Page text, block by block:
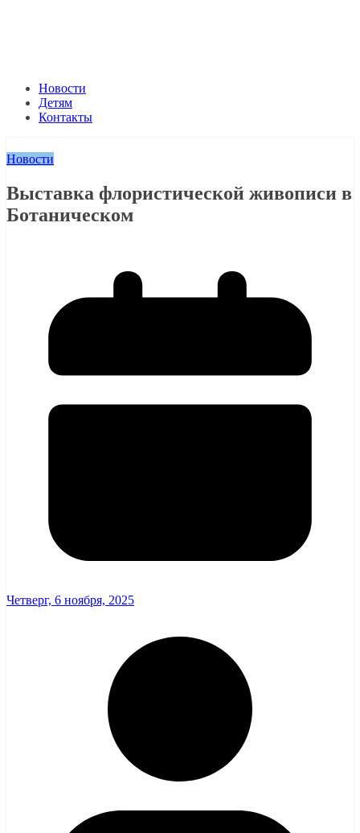
Новости
Детям
Контакты
Новости
Выставка флористической живописи в
Ботаническом
Четверг, 6 ноября, 2025